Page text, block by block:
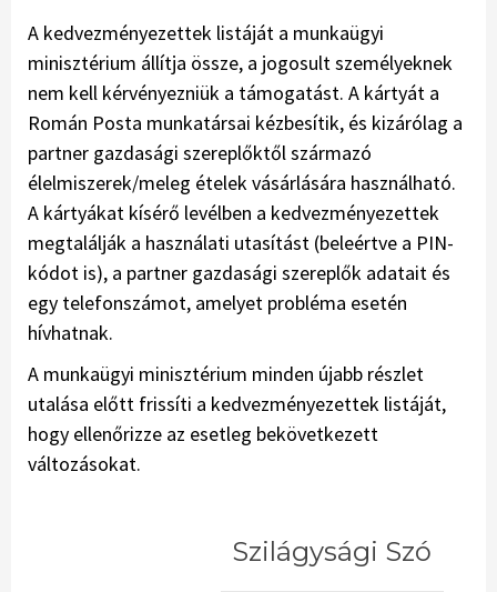
A kedvezményezettek listáját a munkaügyi
minisztérium állítja össze, a jogosult személyeknek
nem kell kérvényezniük a támogatást. A kártyát a
Román Posta munkatársai kézbesítik, és kizárólag a
partner gazdasági szereplőktől származó
élelmiszerek/meleg ételek vásárlására használható.
A kártyákat kísérő levélben a kedvezményezettek
megtalálják a használati utasítást (beleértve a PIN-
kódot is), a partner gazdasági szereplők adatait és
egy telefonszámot, amelyet probléma esetén
hívhatnak.
A munkaügyi minisztérium minden újabb részlet
utalása előtt frissíti a kedvezményezettek listáját,
hogy ellenőrizze az esetleg bekövetkezett
változásokat.
Szilágysági Szó